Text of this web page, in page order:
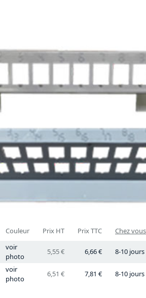
Couleur Prix HT Prix TTC Chez
voir
photo
5,55 € 6,66 € 8-10 jours
voir
photo
6,51 € 7,81 € 8-10 jours